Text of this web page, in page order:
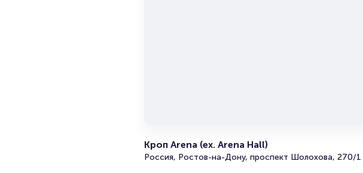
Брокерам
Организаторам
Кроп Arena (ex. Arena Hall)
Россия, Ростов-на-Дону, проспект Шолохова, 270/1